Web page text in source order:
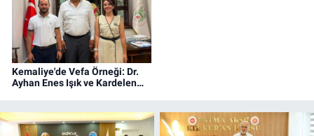
Kemaliye'de Vefa Örneği: Dr.
Ayhan Enes Işık ve Kardelen